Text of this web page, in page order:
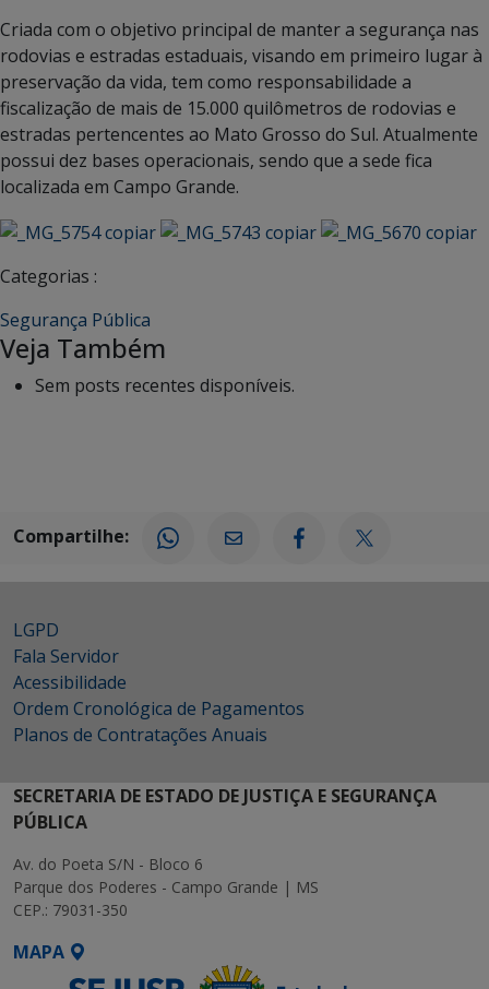
Criada com o objetivo principal de manter a segurança nas
rodovias e estradas estaduais, visando em primeiro lugar à
preservação da vida, tem como responsabilidade a
fiscalização de mais de 15.000 quilômetros de rodovias e
estradas pertencentes ao Mato Grosso do Sul. Atualmente
possui dez bases operacionais, sendo que a sede fica
localizada em Campo Grande.
Categorias :
Segurança Pública
Veja Também
Sem posts recentes disponíveis.
Compartilhe:
LGPD
Fala Servidor
Acessibilidade
Ordem Cronológica de Pagamentos
Planos de Contratações Anuais
SECRETARIA DE ESTADO DE JUSTIÇA E SEGURANÇA
PÚBLICA
Av. do Poeta S/N - Bloco 6
Parque dos Poderes - Campo Grande | MS
CEP.: 79031-350
MAPA